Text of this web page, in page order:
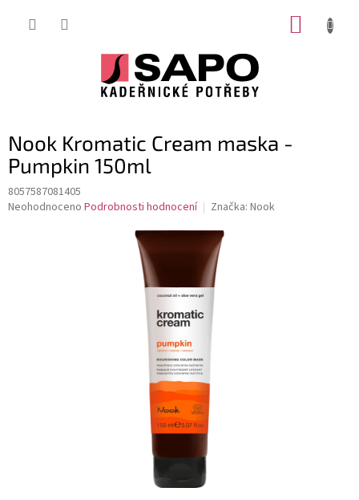
Nook Kromatic Cream maska -
Pumpkin 150ml
8057587081405
Průměrné
Neohodnoceno Podrobnosti hodnocení Značka: Nook